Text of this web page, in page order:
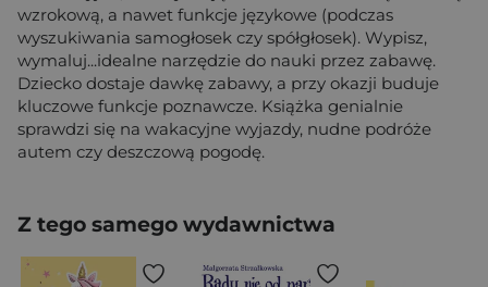
wzrokową, a nawet funkcje językowe (podczas
wyszukiwania samogłosek czy spółgłosek). Wypisz,
wymaluj...idealne narzędzie do nauki przez zabawę.
Dziecko dostaje dawkę zabawy, a przy okazji buduje
kluczowe funkcje poznawcze. Książka genialnie
sprawdzi się na wakacyjne wyjazdy, nudne podróże
autem czy deszczową pogodę.
Z tego samego wydawnictwa